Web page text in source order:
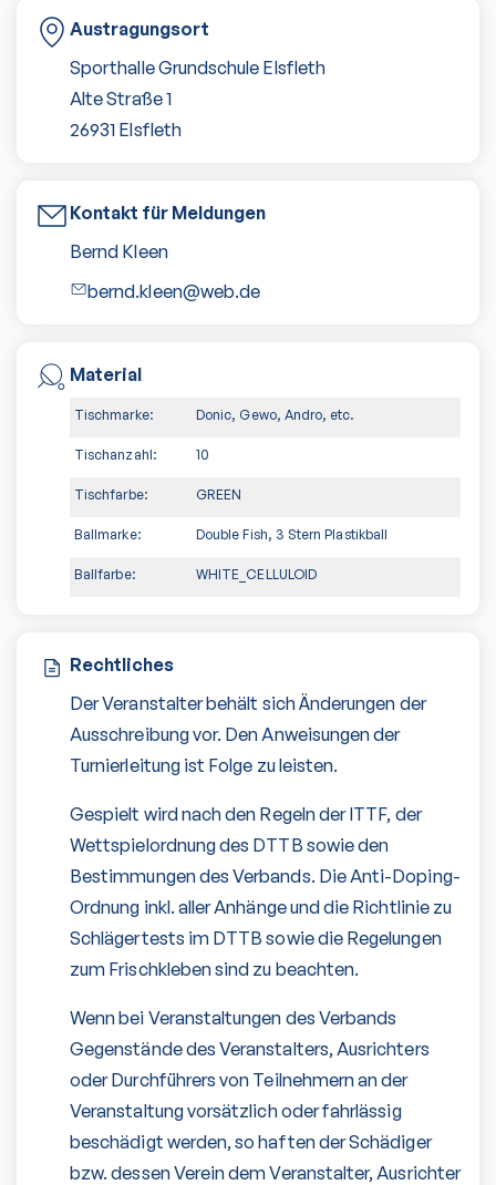
Austragungsort
Sporthalle Grundschule Elsfleth
Alte Straße 1
26931 Elsfleth
Kontakt für Meldungen
Bernd Kleen
bernd.kleen@web.de
Material
Tischmarke: Donic, Gewo, Andro, etc.
Tischanzahl: 10
Tischfarbe: GREEN
Ballmarke: Double Fish, 3 Stern Plastikball
Ballfarbe: WHITE_CELLULOID
Rechtliches
Der Veranstalter behält sich Änderungen der
Ausschreibung vor. Den Anweisungen der
Turnierleitung ist Folge zu leisten.
Gespielt wird nach den Regeln der ITTF, der
Wettspielordnung des DTTB sowie den
Bestimmungen des Verbands. Die Anti-Doping-
Ordnung inkl. aller Anhänge und die Richtlinie zu
Schlägertests im DTTB sowie die Regelungen
zum Frischkleben sind zu beachten.
Wenn bei Veranstaltungen des Verbands
Gegenstände des Veranstalters, Ausrichters
oder Durchführers von Teilnehmern an der
Veranstaltung vorsätzlich oder fahrlässig
beschädigt werden, so haften der Schädiger
bzw. dessen Verein dem Veranstalter, Ausrichter